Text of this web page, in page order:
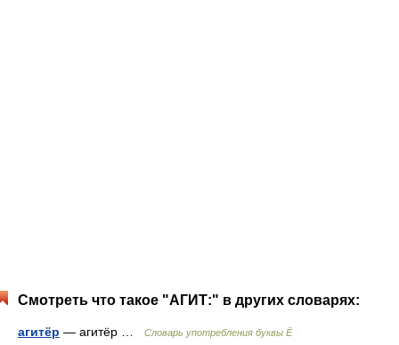
Смотреть что такое "АГИТ:" в других словарях:
агитёр — агитёр … Словарь употребления буквы Ё